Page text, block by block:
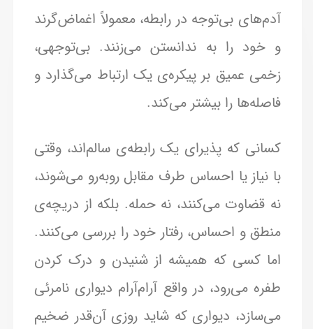
آدم‌های بی‌توجه در رابطه، معمولاً اغماض‌گرند
و خود را به ندانستن می‌زنند. بی‌توجهی،
زخمی عمیق بر پیکره‌ی یک ارتباط می‌گذارد و
فاصله‌ها را بیشتر می‌کند.
کسانی که پذیرای یک رابطه‌ی سالم‌اند، وقتی
با نیاز یا احساس طرف مقابل روبه‌رو می‌شوند،
نه قضاوت می‌کنند، نه حمله. بلکه از دریچه‌ی
منطق و احساس، رفتار خود را بررسی می‌کنند.
اما کسی که همیشه از شنیدن و درک کردن
طفره می‌رود، در واقع آرام‌آرام دیواری نامرئی
می‌سازد، دیواری که شاید روزی آن‌قدر ضخیم